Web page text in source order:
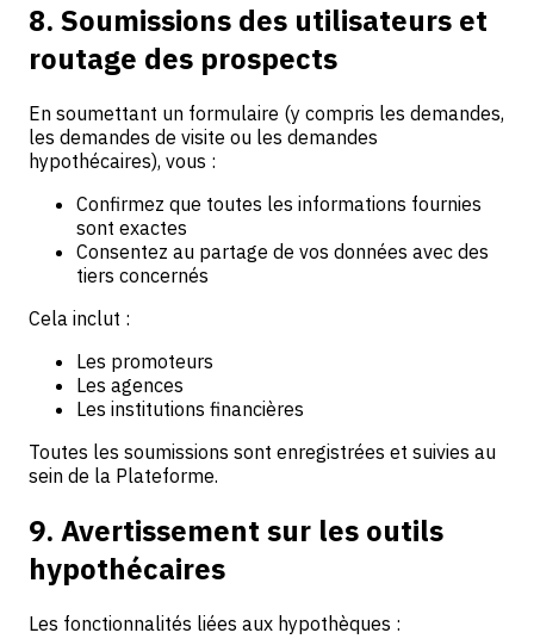
8. Soumissions des utilisateurs et
routage des prospects
En soumettant un formulaire (y compris les demandes,
les demandes de visite ou les demandes
hypothécaires), vous :
Confirmez que toutes les informations fournies
sont exactes
Consentez au partage de vos données avec des
tiers concernés
Cela inclut :
Les promoteurs
Les agences
Les institutions financières
Toutes les soumissions sont enregistrées et suivies au
sein de la Plateforme.
9. Avertissement sur les outils
hypothécaires
Les fonctionnalités liées aux hypothèques :